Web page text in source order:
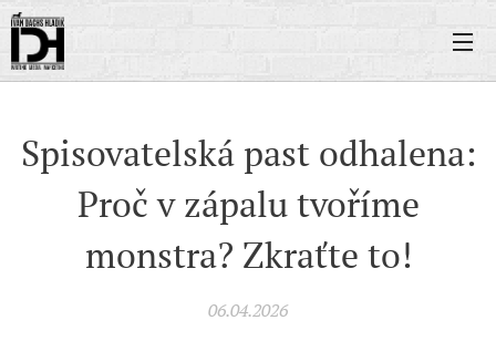
Spisovatelská past odhalena:
Proč v zápalu tvoříme
monstra? Zkraťte to!
06.04.2026